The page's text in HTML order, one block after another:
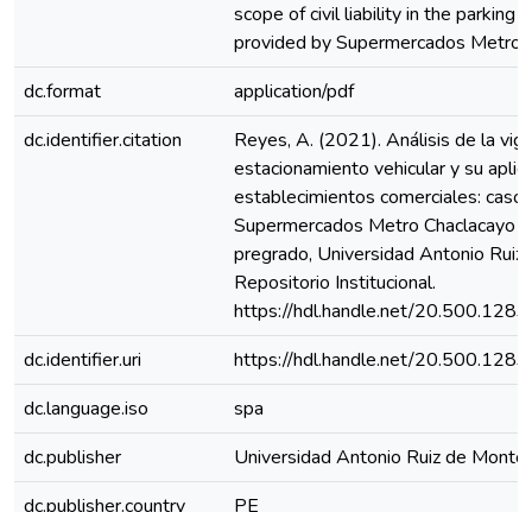
scope of civil liability in the parking
provided by Supermercados Metro
dc.format
application/pdf
dc.identifier.citation
Reyes, A. (2021). Análisis de la
estacionamiento vehicular y su
establecimientos comerciales: caso
Supermercados Metro Chaclacayo
pregrado, Universidad Antonio
Repositorio Institucional.
https://hdl.handle.net/
dc.identifier.uri
https://hdl.handle.net/
dc.language.iso
spa
dc.publisher
Universidad Antonio Ruiz de
dc.publisher.country
PE